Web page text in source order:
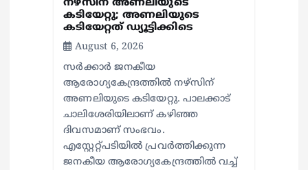
നഴ്സിന് അണലിയുടെ
കടിയേറ്റു; അണലിയുടെ
കടിയേറ്റത് ഡ്യൂട്ടിക്കിടെ
August 6, 2026
സര്‍ക്കാര്‍ ജനകീയ
ആരോഗ്യകേന്ദ്രത്തില്‍ നഴ്സിന്
അണലിയുടെ കടിയേറ്റു. പാലക്കാട്
ചാലിശേരിയിലാണ് കഴിഞ്ഞ
ദിവസമാണ് സംഭവം.
എസ്റ്റേറ്റ്പടിയില്‍ പ്രവര്‍ത്തിക്കുന്ന
ജനകീയ ആരോഗ്യകേന്ദ്രത്തില്‍ വച്ച്